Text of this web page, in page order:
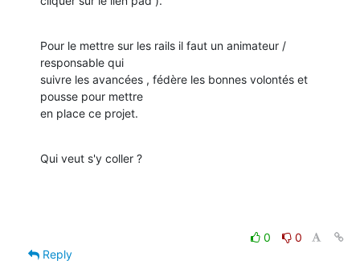
Pour le mettre sur les rails il faut un animateur /
responsable qui
suivre les avancées , fédère les bonnes volontés et
pousse pour mettre
en place ce projet.
Qui veut s'y coller ?
0
0
Reply